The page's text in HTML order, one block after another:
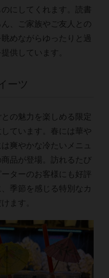
にしてくれます。読書
、ご家族やご友人との
めながらゆったりと過
供しています。
ーツ
の魅力を楽しめる限定
ています。春には華や
爽やかな冷たいメニュ
品が登場。訪れるたび
ターのお客様にも好評
季節を感じる特別なカ
ます。